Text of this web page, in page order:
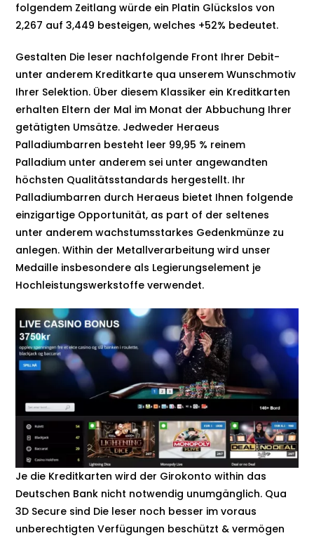
folgendem Zeitlang würde ein Platin Glückslos von
2,267 auf 3,449 besteigen, welches +52% bedeutet.
Gestalten Die leser nachfolgende Front Ihrer Debit-
unter anderem Kreditkarte qua unserem Wunschmotiv
Ihrer Selektion. Über diesem Klassiker ein Kreditkarten
erhalten Eltern der Mal im Monat der Abbuchung Ihrer
getätigten Umsätze. Jedweder Heraeus
Palladiumbarren besteht leer 99,95 % reinem
Palladium unter anderem sei unter angewandten
höchsten Qualitätsstandards hergestellt. Ihr
Palladiumbarren durch Heraeus bietet Ihnen folgende
einzigartige Opportunität, as part of der seltenes
unter anderem wachstumsstarkes Gedenkmünze zu
anlegen. Within der Metallverarbeitung wird unser
Medaille insbesondere als Legierungselement je
Hochleistungswerkstoffe verwendet.
Je die Kreditkarten wird der Girokonto within das
Deutschen Bank nicht notwendig unumgänglich. Qua
3D Secure sind Die leser noch besser im voraus
unberechtigten Verfügungen beschützt & vermögen